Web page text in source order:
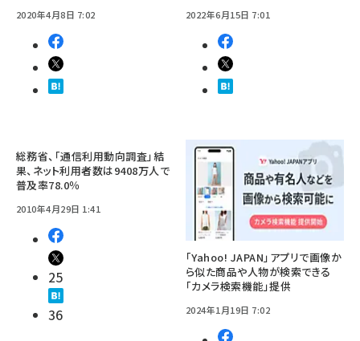
2020年4月8日 7:02 2022年6月15日 7:01
総務省、「通信利用動向調査」結
果、ネット利用者数は9408万人で
普及率78.0％
2010年4月29日 1:41
25
36
「Yahoo! JAPAN」アプリで画像か
ら似た商品や人物が検索できる
「カメラ検索機能」提供
2024年1月19日 7:02